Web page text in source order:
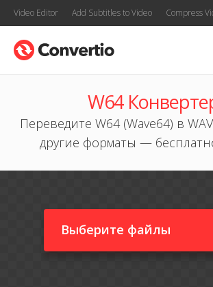
Video Editor Add Subtitles to Video Compress
W64
Переведите W64 (Wave64) в
другие форматы —
Выберите файлы